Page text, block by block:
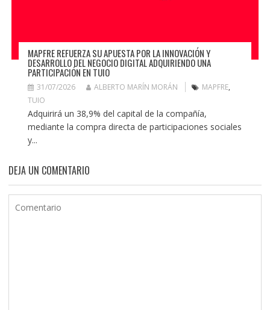
MAPFRE REFUERZA SU APUESTA POR LA INNOVACIÓN Y
DESARROLLO DEL NEGOCIO DIGITAL ADQUIRIENDO UNA
PARTICIPACIÓN EN TUIO
31/07/2026 ALBERTO MARÍN MORÁN MAPFRE,
TUIO
Adquirirá un 38,9% del capital de la compañía,
mediante la compra directa de participaciones sociales
y...
DEJA UN COMENTARIO